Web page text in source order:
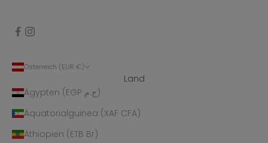
Österreich (EUR €)
Land
Ägypten (EGP ج.م)
Äquatorialguinea (XAF CFA)
Äthiopien (ETB Br)